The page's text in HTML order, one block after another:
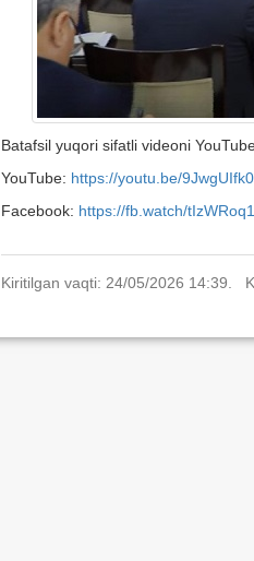
Batafsil yuqori sifatli videoni
YouTube: https://youtu.be/
Facebook: https://fb.watch/
Kiritilgan vaqti: 24/05/2026 14:39.